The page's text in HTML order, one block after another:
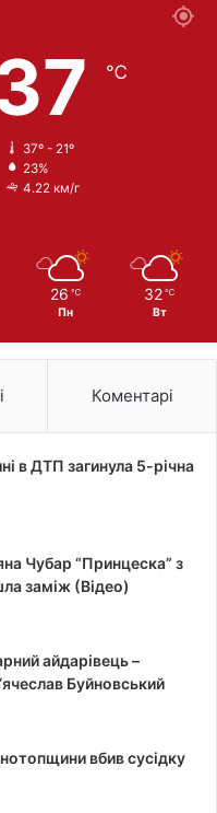
℃
37º - 21º
23%
4.22 км/г
26 ℃
Пн
32 ℃
Вт
Коментарі
в ДТП загинула 5-річна
Чубар “Принцеска” з
заміж (Відео)
айдарівець –
Буйновський
вбив сусідку